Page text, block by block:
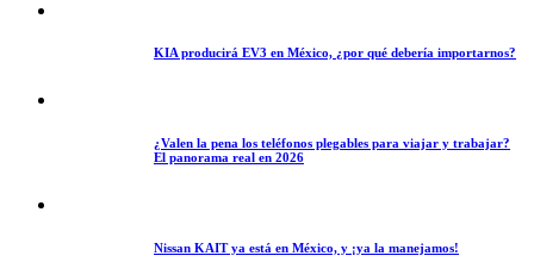
KIA producirá EV3 en México, ¿por qué debería importarnos?
¿Valen la pena los teléfonos plegables para viajar y trabajar?
El panorama real en 2026
Nissan KAIT ya está en México, y ¡ya la manejamos!